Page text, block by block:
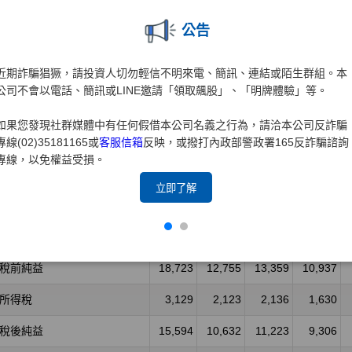
公告
期詐騙猖獗，請投資人切勿輕信不明來電、簡訊、連結或陌生群組。本
司不會以電話、簡訊或LINE邀請「領取飆股」、「明牌體驗」等。
果您發現社群媒體中有任何假借本公司名義之行為，請洽本公司反詐騙
線(02)35181165或客服信箱反映，或撥打內政部警政署165反詐騙諮詢
線，以免權益受損。
立即了解